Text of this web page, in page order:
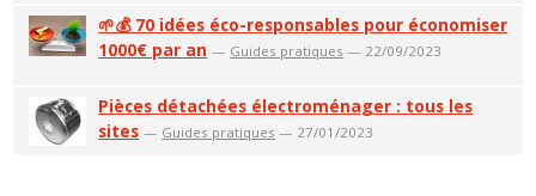
🌱💰 70 idées éco-responsables pour économiser
1000€ par an — Guides pratiques — 22/09/2023
Pièces détachées électroménager : tous les
sites — Guides pratiques — 27/01/2023